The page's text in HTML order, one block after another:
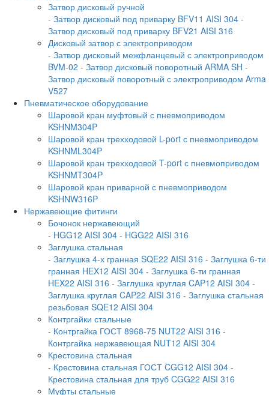
Затвор дисковый ручной
- Затвор дисковый под приварку BFV11 AISI 304 -
Затвор дисковый под приварку BFV21 AISI 316
Дисковый затвор с электроприводом
- Затвор дисковый межфланцевый с электроприводом
BVM-02 - Затвор дисковый поворотный ARMA SH -
Затвор дисковый поворотный с электроприводом Arma
V527
Пневматическое оборудование
Шаровой кран муфтовый с пневмоприводом
KSHNM304P
Шаровой кран трехходовой L-port с пневмоприводом
KSHNML304P
Шаровой кран трехходовой T-port с пневмоприводом
KSHNMT304P
Шаровой кран приварной с пневмоприводом
KSHNW316P
Нержавеющие фитинги
Бочонок нержавеющий
- HGG12 AISI 304 - HGG22 AISI 316
Заглушка стальная
- Заглушка 4-х гранная SQE22 AISI 316 - Заглушка 6-ти
гранная HEX12 AISI 304 - Заглушка 6-ти гранная
HEX22 AISI 316 - Заглушка круглая CAP12 AISI 304 -
Заглушка круглая CAP22 AISI 316 - Заглушка стальная
резьбовая SQE12 AISI 304
Контргайки стальные
- Контргайка ГОСТ 8968-75 NUT22 AISI 316 -
Контргайка нержавеющая NUT12 AISI 304
Крестовина стальная
- Крестовина стальная ГОСТ CGG12 AISI 304 -
Крестовина стальная для труб CGG22 AISI 316
Муфты стальные